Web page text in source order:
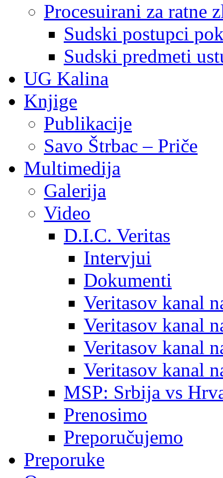
Procesuirani za ratne
Sudski postupci
Sudski predmeti
UG Kalina
Knjige
Publikacije
Savo Štrbac – Priče
Multimedija
Galerija
Video
D.I.C. Veritas
Intervjui
Dokumenti
Veritasov kanal
Veritasov kanal
Veritasov kanal
Veritasov kanal
MSP: Srbija vs
Prenosimo
Preporučujemo
Preporuke